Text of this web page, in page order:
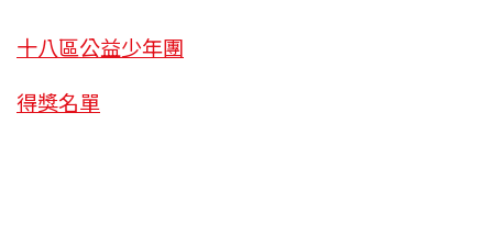
十八區公益少年團
得獎名單